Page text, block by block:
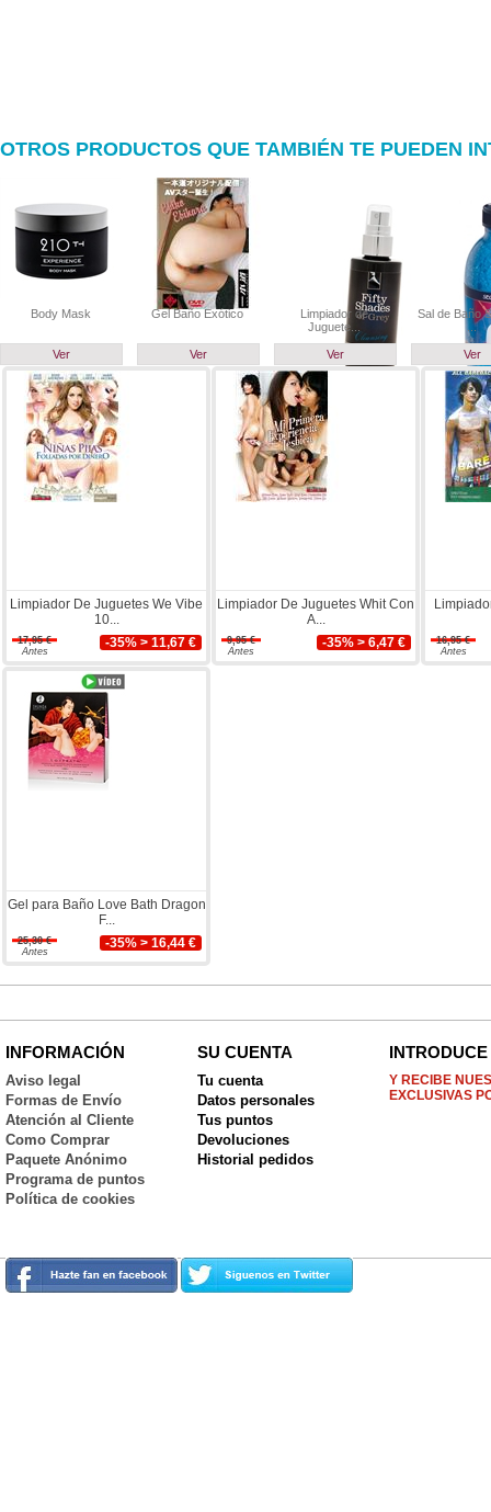
OTROS PRODUCTOS QUE TAMBIÉN TE PUEDEN
Body Mask
Ver
Gel Baño Exótico
Ver
Limpiador de
Juguete...
Ver
Sal de Baño
...
Ver
Limpiador De Juguetes We Vibe
10...
17,95 €
Antes
-35% > 11,67 €
Limpiador De Juguetes Whit Con
A...
9,95 €
Antes
-35% > 6,47 €
16,95 €
Antes
Gel para Baño Love Bath Dragon
F...
25,30 €
Antes
-35% > 16,44 €
INFORMACIÓN
Aviso legal
Formas de Envío
Atención al Cliente
Como Comprar
Paquete Anónimo
Programa de puntos
Política de cookies
SU CUENTA
Tu cuenta
Datos personales
Tus puntos
Devoluciones
Historial pedidos
Y RECIBE
EXCLUSIVAS